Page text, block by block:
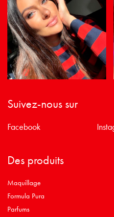
Suivez-nous sur
Facebook
Des produits
Maquillage
Formula Pura
Parfums